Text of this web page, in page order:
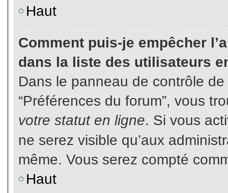
Haut
Comment puis-je empêcher
dans la liste des utilisateurs
Dans le panneau de contrôle
“Préférences du forum”, vous
votre statut en ligne. Si vous
ne serez visible qu’aux
même. Vous serez compté
Haut